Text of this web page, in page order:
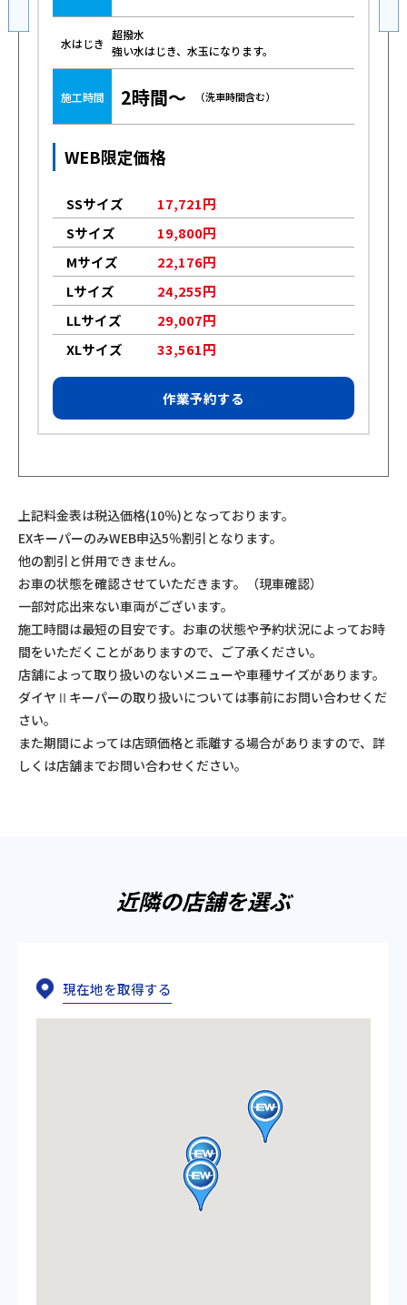
水はじき
超撥水
強い水はじき、水玉になります。
施工時間 2時間～ （洗車時間含む）
WEB限定価格
SSサイズ
17,721円
Sサイズ
19,800円
Mサイズ
22,176円
Lサイズ
24,255円
LLサイズ
29,007円
XLサイズ
33,561円
作業予約する
上記料金表は税込価格(10％)となっております。
EXキーパーのみWEB申込5％割引となります。
他の割引と併用できません。
お車の状態を確認させていただきます。（現車確認）
一部対応出来ない車両がございます。
施工時間は最短の目安です。お車の状態や予約状況によってお時
間をいただくことがありますので、ご了承ください。
店舗によって取り扱いのないメニューや車種サイズがあります。
ダイヤⅡキーパーの取り扱いについては事前にお問い合わせくだ
さい。
また期間によっては店頭価格と乖離する場合がありますので、詳
しくは店舗までお問い合わせください。
近隣の店舗を選ぶ
現在地を取得する